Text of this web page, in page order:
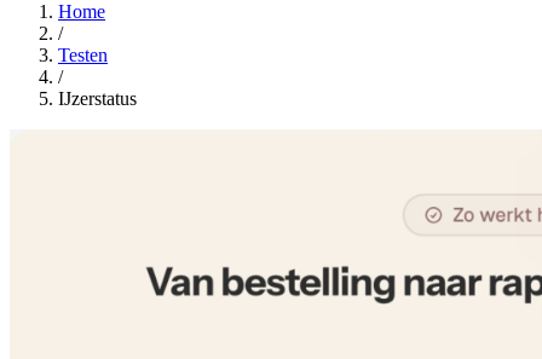
Home
/
Testen
/
IJzerstatus